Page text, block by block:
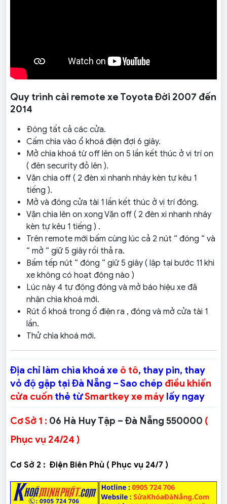
Quy trình cài remote xe Toyota Đời 2007 đến
2014
Đóng tất cả các cửa.
Cấm chìa vào ổ khoá điện đợi 6 giây.
Mở chìa khoá từ off lên on 5 lần kết thúc ở vị trí on
( đên security đỏ lên ).
Vặn chìa off ( 2 đèn xi nhanh nháy kèn tự kêu 1
tiếng ).
Mở và đóng cửa tài 1 lần kết thúc ở vị trí đóng.
Vặn chìa lên on xong Vặn off ( 2 đèn xi nhanh nháy
kèn tự kêu 1 tiếng ) .
Trên remote mới bấm cùng lúc cả 2 nút “ đóng “ và
“ mở “ giữ 5 giây rồi thả ra.
Bấm tếp nút “ đóng “ giữ 5 giây ( lập tại bước 11 khi
xe không có hoạt động nào )
Lúc này 4 tự động đóng và mở báo hiệu xe đã
nhận chìa khoá mới.
Rút ổ khoá trong ổ điện ra , đóng và mở cửa tài 1
lần.
Thử chìa khoá mới.
Địa chỉ làm chìa khoá xe ô tô, thay pin, thay
vỏ độ gập tại Đà Nẵng – Sao chép điều khiển
cửa cuốn thẻ từSmartkey xe máy lấy ngay
Cơ Sở 1 : 06 Hà Huy Tập – Đà Nẵng 550000 (
Phục vụ 24/24 )
Cơ Sở 2 : Điện Biên Phủ ( Phục vụ 24/7 )